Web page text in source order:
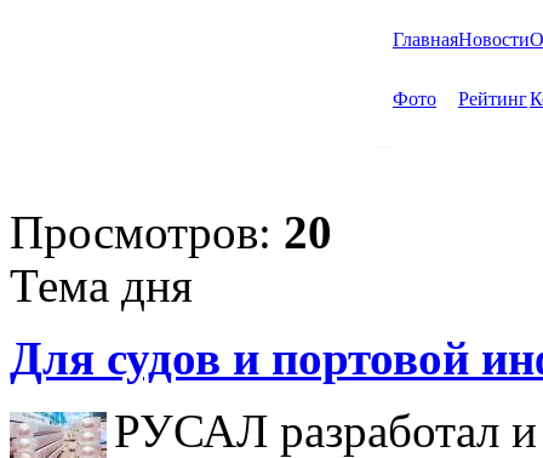
ГлавнаяНовости
Фото Рейтинг
Просмотров: 20
Тема дня
Для судов и портовой
РУСАЛ разработал и